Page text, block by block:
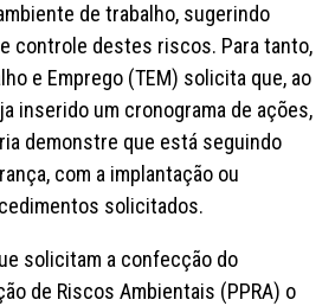
de trabalho, sugerindo
controle destes riscos. Para tanto,
e Emprego (TEM) solicita que, ao
inserido um cronograma de ações,
demonstre que está seguindo
com a implantação ou
solicitados.
solicitam a confecção do
de Riscos Ambientais (PPRA) o